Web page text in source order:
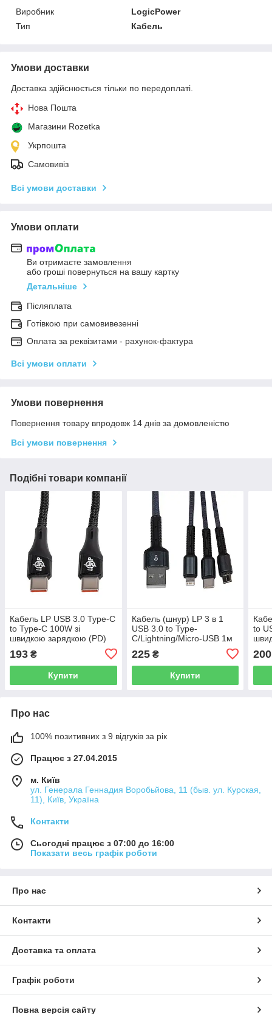
Виробник
LogicPower
Тип
Кабель
Умови доставки
Доставка здійснюється тільки по передоплаті.
Нова Пошта
Магазини Rozetka
Укрпошта
Самовивіз
Всі умови доставки
Умови оплати
Ви отримаєте замовлення
або гроші повернуться на вашу картку
Детальніше
Післяплата
Готівкою при самовивезенні
Оплата за реквізитами - рахунок-фактура
Всі умови оплати
Умови повернення
Повернення товару впродовж 14 днів за домовленістю
Всі умови повернення
Подібні товари компанії
Кабель LP USB 3.0 Type-C
to Type-C 100W зі
швидкою зарядкою (PD)
193 ₴
Купити
Кабель (шнур) LP 3 в 1
USB 3.0 to Type-
C/Lightning/Micro-USB 1м
225₴
Купити
to
200
Про нас
100% позитивних з 9 відгуків за рік
Працює з 27.04.2015
м. Київ
ул. Генерала Геннадия Воробьйова, 11 (быв. ул. Курская,
11), Київ, Україна
Контакти
Сьогодні працює з 07:00 до 16:00
Показати весь графік роботи
Про нас
Контакти
Доставка та оплата
Графік роботи
Повна версія сайту